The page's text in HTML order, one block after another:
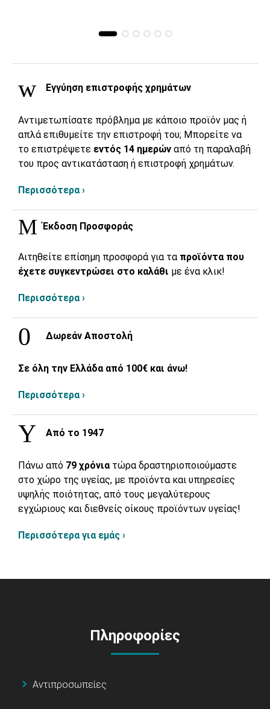
Εγγύηση επιστροφής χρημάτων
Αντιμετωπίσατε πρόβλημα με κάποιο προϊόν μας ή
απλά επιθυμείτε την επιστροφή του; Μπορείτε να
το επιστρέψετε εντός 14 ημερών από τη παραλαβή
του προς αντικατάσταση ή επιστροφή χρημάτων.
Περισσότερα ›
Έκδοση Προσφοράς
Αιτηθείτε επίσημη προσφορά για τα προϊόντα που
έχετε συγκεντρώσει στο καλάθι με ένα κλικ!
Περισσότερα ›
Δωρεάν Αποστολή
Σε όλη την Ελλάδα από 100€ και άνω!
Περισσότερα ›
Από το 1947
Πάνω από 79 χρόνια τώρα δραστηριοποιούμαστε
στο χώρο της υγείας, με προϊόντα και υπηρεσίες
υψηλής ποιότητας, από τους μεγαλύτερους
εγχώριους και διεθνείς οίκους προϊόντων υγείας!
Περισσότερα για εμάς ›
Πληροφορίες
Αντιπροσωπείες